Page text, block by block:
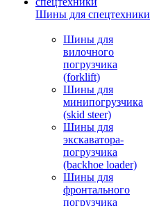
Шины для спецтехники
Шины для
вилочного
погрузчика
(forklift)
Шины для
минипогрузчика
(skid steer)
Шины для
экскаватора-
погрузчика
(backhoe loader)
Шины для
фронтального
погрузчика